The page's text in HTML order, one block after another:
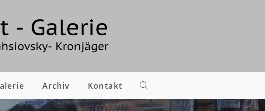
Archiv Kontakt